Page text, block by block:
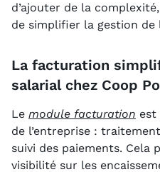
d’ajouter de la complexité,
de simplifier la gestion de
La facturation
salarial chez Coop
Le module facturation est
de l’entreprise :
suivi des paiements. Cela
visibilité sur les